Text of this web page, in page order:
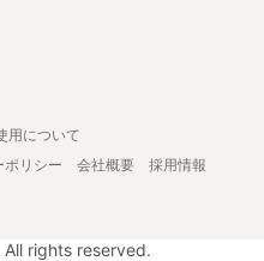
用について
ポリシー 会社概要
採用情報
rights reserved.